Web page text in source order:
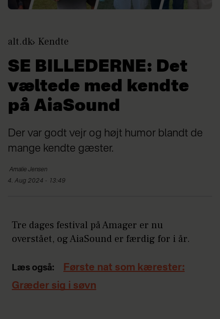
alt.dk Kendte
SE BILLEDERNE: Det
væltede med kendte
på AiaSound
Der var godt vejr og højt humor blandt de
mange kendte gæster.
Amalie Jensen
4. Aug 2024 - 13:49
Tre dages festival på Amager er nu
overstået, og AiaSound er færdig for i år.
Læs også:
Første nat som kærester:
Græder sig i søvn